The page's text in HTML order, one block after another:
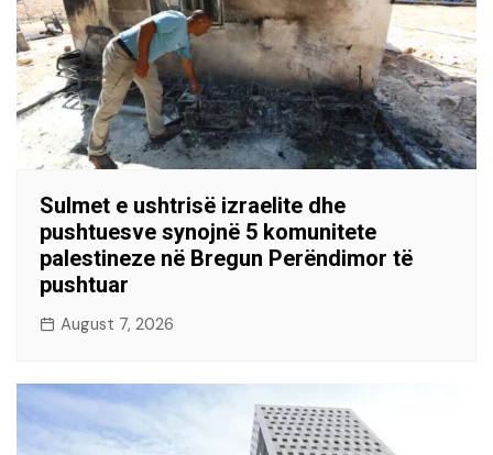
Sulmet e ushtrisë izraelite dhe
pushtuesve synojnë 5 komunitete
palestineze në Bregun Perëndimor të
pushtuar
August 7, 2026